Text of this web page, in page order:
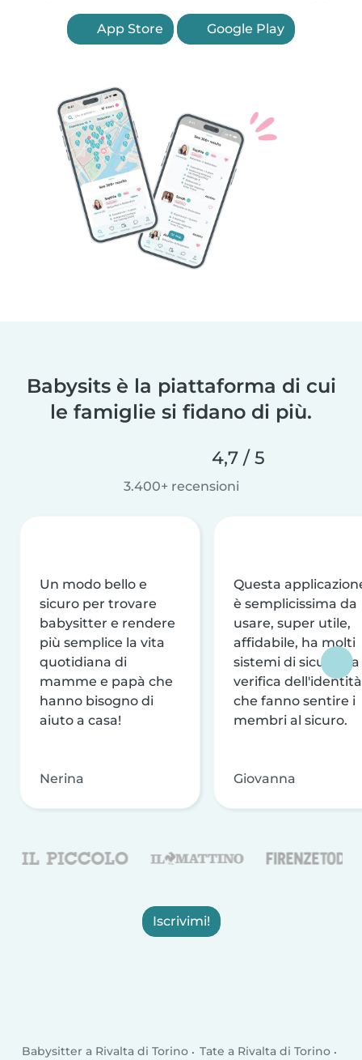
App Store Google Play
Babysits è la piattaforma di cui
le famiglie si fidano di più.
4,7 / 5
3.400+ recensioni
Un modo bello e
sicuro per trovare
babysitter e rendere
più semplice la vita
quotidiana di
mamme e papà che
hanno bisogno di
aiuto a casa!
Nerina
Questa
è semplicissima da
usare, super utile,
affidabile, ha molti
sistemi di sicurezza
verifica dell'identità
che fanno sentire i
membri al sicuro.
Giovanna
Iscrivimi!
Babysitter a Rivalta di Torino
Tate a Rivalta di Torino